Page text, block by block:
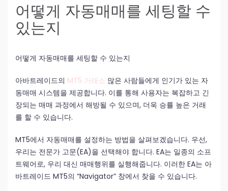
어떻게 자동매매를 세팅할 수
있는지
어떻게 자동매매를 세팅할 수 있는지
아바트레이드의 MT5 거래소 많은 사람들에게 인기가 있는 자
동매매 시스템을 제공합니다. 이를 통해 사용자는 복잡하고 긴
장되는 매매 과정에서 해방될 수 있으며, 더욱 승률 높은 거래
를 할 수 있습니다.
MT5에서 자동매매를 설정하는 방법을 살펴보겠습니다. 우선,
우리는 전문가 고문(EA)을 선택해야 합니다. EA는 일종의 소프
트웨어로, 우리 대신 매매행위를 실행해줍니다. 이러한 EA는 아
바트레이드 MT5의 “Navigator” 창에서 찾을 수 있습니다.